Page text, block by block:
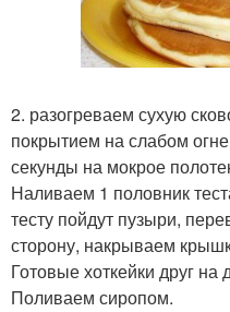
2. разогреваем сухую
покрытием на слабом
секунды на мокрое
Наливаем 1 половник
тесту пойдут пузыри,
сторону, накрываем
Готовые хоткейки друг
Поливаем сиропом.